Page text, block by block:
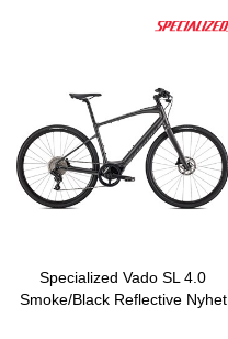
Specialized Vado SL 4.0
Smoke/Black Reflective Nyhet